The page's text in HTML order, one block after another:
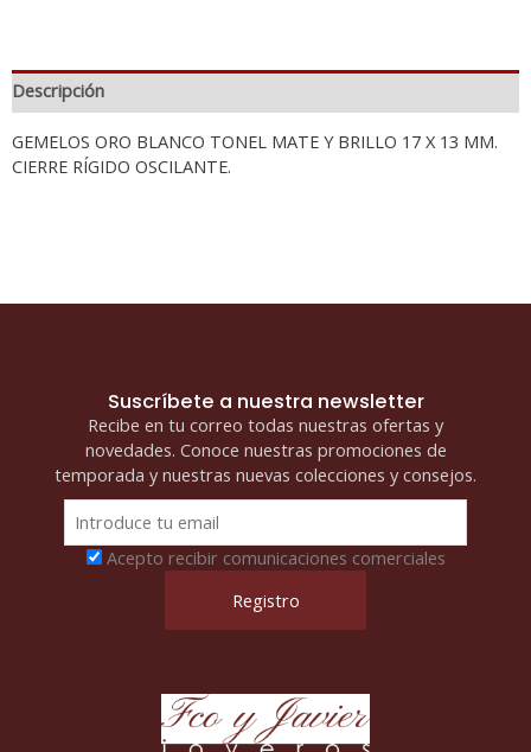
Descripción
GEMELOS ORO BLANCO TONEL MATE Y BRILLO 17 X 13 MM.
CIERRE RÍGIDO OSCILANTE.
Suscríbete a nuestra newsletter
Recibe en tu correo todas nuestras ofertas y
novedades. Conoce nuestras promociones de
temporada y nuestras nuevas colecciones y consejos.
Acepto recibir comunicaciones comerciales